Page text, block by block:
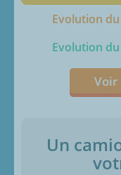
Evolution
Evolution
Voir
Un